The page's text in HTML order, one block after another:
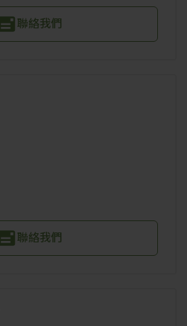
聯絡我們
聯絡我們